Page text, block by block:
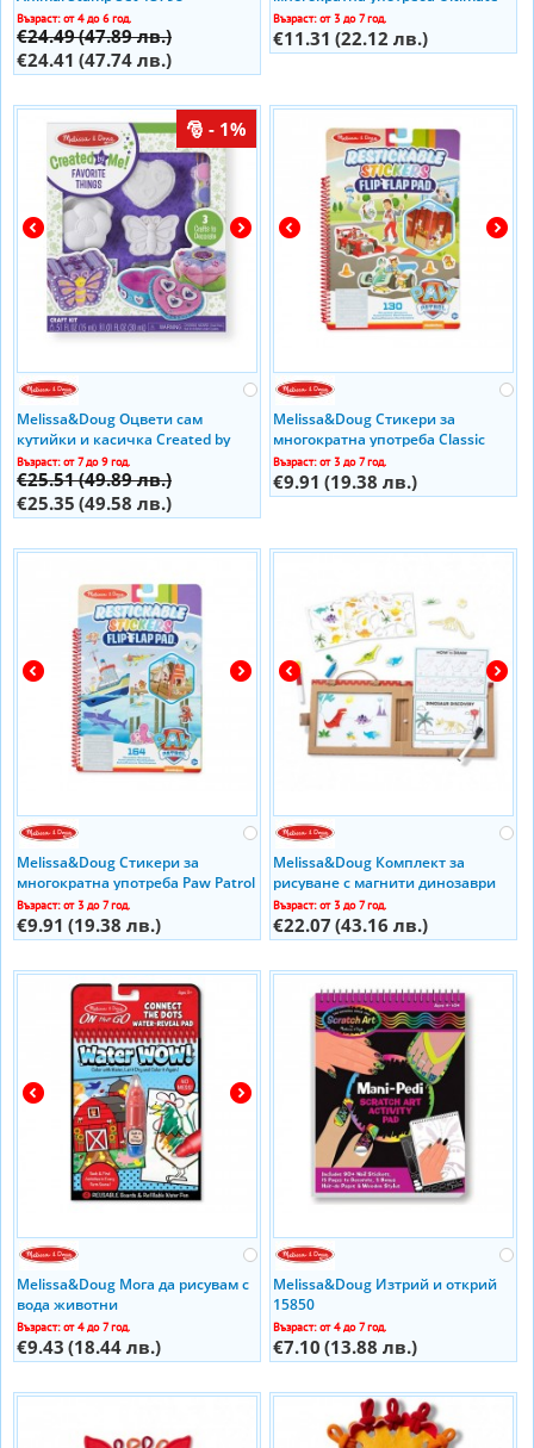
Възраст: от 4 до 6 год.
€24.49(47.89 лв.)
€24.41 (47.74 лв.)
Missions 33255
Възраст: от 3 до 7 год.
€11.31 (22.12 лв.)
- 1%
Melissa&Doug Оцвети сам
кутийки и касичка Created by
Me! Favorite Things Craft Kit 19534
Възраст: от 7 до 9 год.
€25.51(49.89 лв.)
€25.35 (49.58 лв.)
Melissa&Doug Стикери за
многократна употреба Classic
Missions 33253
Възраст: от 3 до 7 год.
€9.91 (19.38 лв.)
Melissa&Doug Стикери за
многократна употреба Paw Patrol
Adventure bay 33254
Възраст: от 3 до 7 год.
€9.91 (19.38 лв.)
Melissa&Doug Комплект за
рисуване с магнити динозаври
41321
Възраст: от 3 до 7 год.
€22.07 (43.16 лв.)
Melissa&Doug Мога да рисувам с
вода животни
Възраст: от 4 до 7 год.
€9.43 (18.44 лв.)
Melissa&Doug Изтрий и открий
15850
Възраст: от 4 до 7 год.
€7.10 (13.88 лв.)